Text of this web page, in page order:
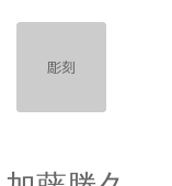
彫刻